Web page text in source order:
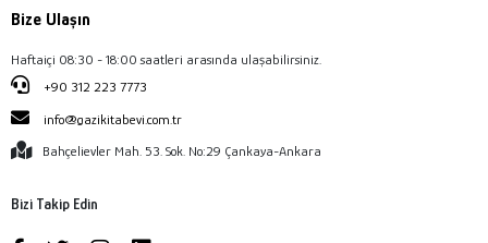
Bize Ulaşın
Haftaiçi 08:30 - 18:00 saatleri arasında ulaşabilirsiniz.
+90 312 223 7773
info@gazikitabevi.com.tr
Bahçelievler Mah. 53. Sok. No:29 Çankaya-Ankara
Bizi Takip Edin